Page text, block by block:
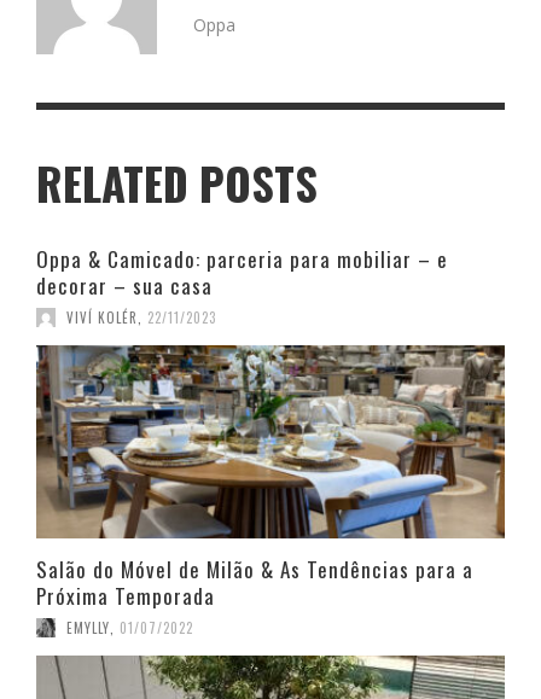
Oppa
RELATED POSTS
Oppa & Camicado: parceria para mobiliar – e
decorar – sua casa
VIVÍ KOLÉR 22/11/2023
Salão do Móvel de Milão & As Tendências para a
Próxima Temporada
EMYLLY 01/07/2022